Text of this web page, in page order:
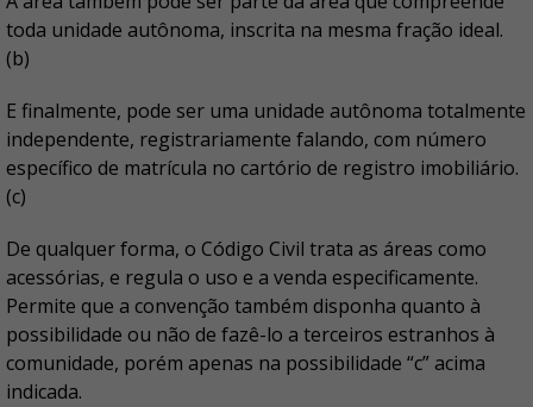
toda unidade autônoma, inscrita na mesma fração ideal.
(b)
E finalmente, pode ser uma unidade autônoma totalmente
independente, registrariamente falando, com número
específico de matrícula no cartório de registro imobiliário.
(c)
De qualquer forma, o Código Civil trata as áreas como
acessórias, e regula o uso e a venda especificamente.
Permite que a convenção também disponha quanto à
possibilidade ou não de fazê-lo a terceiros estranhos à
comunidade, porém apenas na possibilidade “c” acima
indicada.